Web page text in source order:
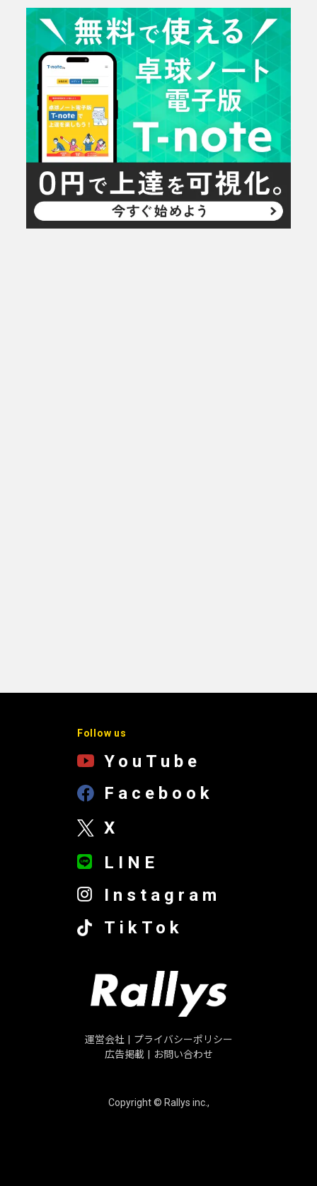
Follow us
YouTube
Facebook
X
LINE
Instagram
TikTok
運営会社
プライバシーポリシー
広告掲載
お問い合わせ
Copyright © Rallys inc.,